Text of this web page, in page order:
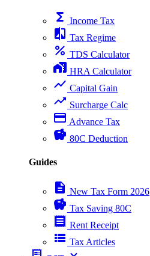
functions Income Tax
compare Tax Regime
percent TDS Calculator
home_work HRA Calculator
show_chart Capital Gain
trending_up Surcharge Calc
payment Advance Tax
savings 80C Deduction
Guides
description New Tax Form 2026
savings Tax Saving 80C
receipt Rent Receipt
view_list Tax Articles